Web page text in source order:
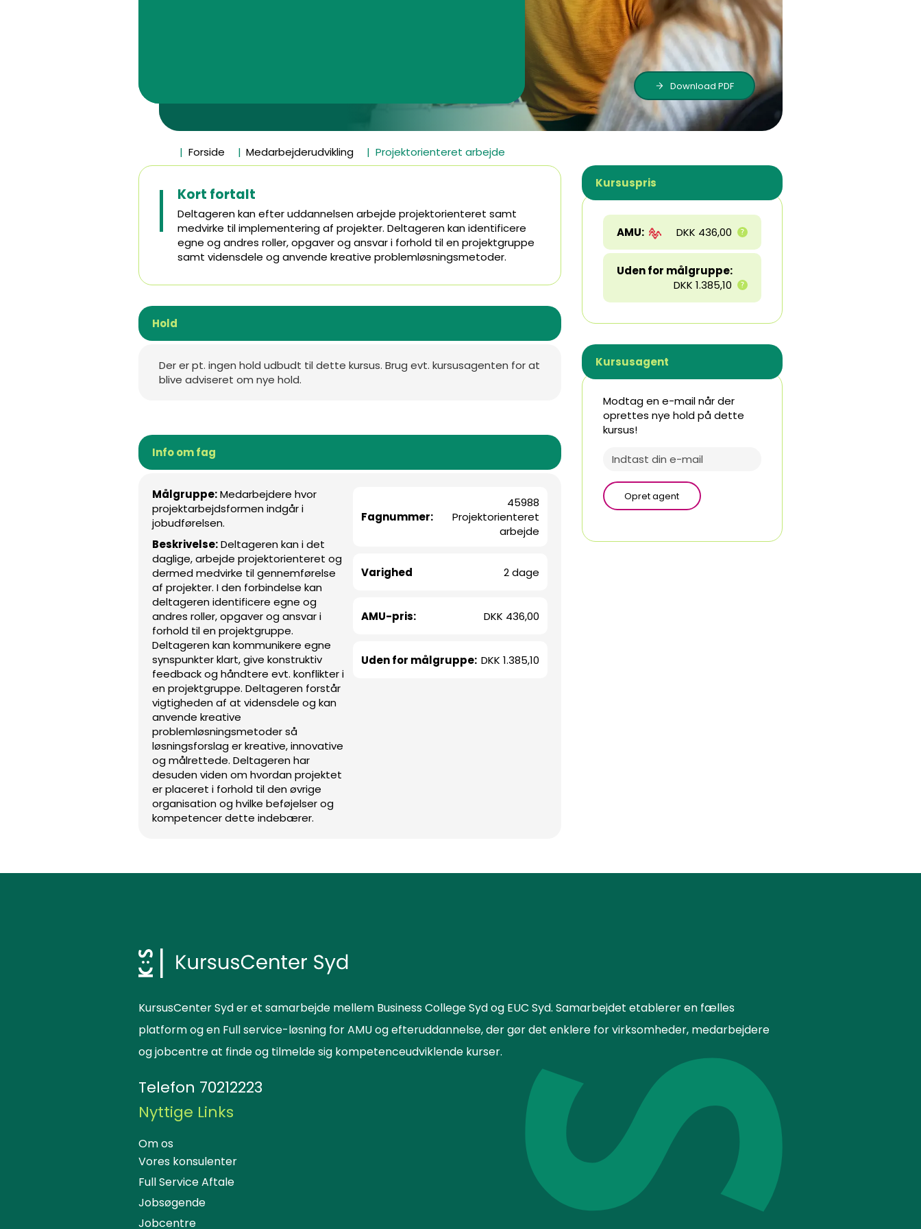
Download PDF
Forside Medarbejderudvikling Projektorienteret arbejde
Kort fortalt
Deltageren kan efter uddannelsen arbejde projektorienteret samt
medvirke til implementering af projekter. Deltageren kan identificere
egne og andres roller, opgaver og ansvar i forhold til en projektgruppe
samt vidensdele og anvende kreative problemløsningsmetoder.
Hold
Der er pt. ingen hold udbudt til dette kursus. Brug evt. kursusagenten for at
blive adviseret om nye hold.
Info om fag
Målgruppe:Medarbejdere hvor
projektarbejdsformen indgår i
jobudførelsen.
Beskrivelse:Deltageren kan i det
daglige, arbejde projektorienteret og
dermed medvirke til gennemførelse
af projekter. I den forbindelse kan
deltageren identificere egne og
andres roller, opgaver og ansvar i
forhold til en projektgruppe.
Deltageren kan kommunikere egne
synspunkter klart, give konstruktiv
feedback og håndtere evt. konflikter i
en projektgruppe. Deltageren forstår
vigtigheden af at vidensdele og kan
anvende kreative
problemløsningsmetoder så
løsningsforslag er kreative, innovative
og målrettede. Deltageren har
desuden viden om hvordan projektet
er placeret i forhold til den øvrige
organisation og hvilke beføjelser og
kompetencer dette indebærer.
Fagnummer:
45988
Projektorienteret
arbejde
Varighed 2 dage
AMU-pris: DKK 436,00
Uden for målgruppe: DKK 1.385,10
Kursuspris
AMU: DKK 436,00
Uden for målgruppe:
DKK 1.385,10
Kursusagent
Modtag en e-mail når der
oprettes nye hold på dette
kursus!
Opret agent
KursusCenter Syd er et samarbejde mellem Business College Syd og EUC Syd. Samarbejdet etablerer en fælles
platform og en Full service-løsning for AMU og efteruddannelse, der gør det enklere for virksomheder, medarbejdere
og jobcentre at finde og tilmelde sig kompetenceudviklende kurser.
Telefon 70212223
Nyttige Links
Om os
Vores konsulenter
Full Service Aftale
Jobsøgende
Jobcentre